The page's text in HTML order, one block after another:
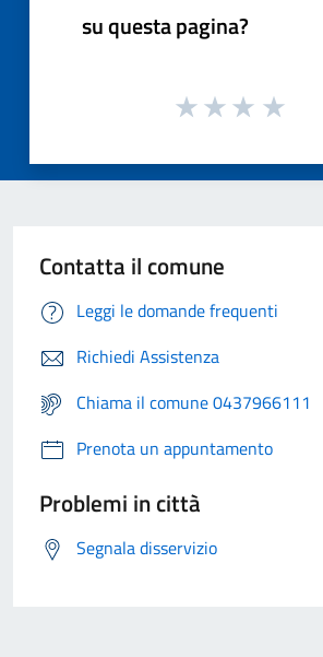
su questa pagina?
Contatta il comune
Leggi le domande frequenti
Richiedi Assistenza
Chiama il comune 0437966111
Prenota un appuntamento
Problemi in città
Segnala disservizio